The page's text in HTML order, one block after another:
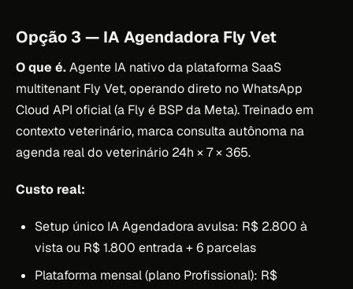
Opção 3 — IA Agendadora Fly Vet
O que é.Agente IA nativo da plataforma SaaS
multitenant Fly Vet, operando direto no WhatsApp
Cloud API oficial (a Fly é BSP da Meta). Treinado em
contexto veterinário, marca consulta autônoma na
agenda real do veterinário 24h × 7 × 365.
Custo real:
Setup único IA Agendadora avulsa: R$ 2.800 à
vista ou R$ 1.800 entrada + 6 parcelas
Plataforma mensal (plano Profissional): R$